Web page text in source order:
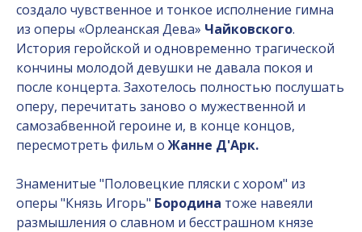
создало чувственное и тонкое исполнение гимна
из оперы «Орлеанская Дева» Чайковского.
История геройской и одновременно трагической
кончины молодой девушки не давала покоя и
после концерта. Захотелось полностью послушать
оперу, перечитать заново о мужественной и
самозабвенной героине и, в конце концов,
пересмотреть фильм оЖанне Д'Арк.
Знаменитые "Половецкие пляски с хором" из
оперы "Князь Игорь" Бородина тоже навеяли
размышления о славном и бесстрашном князе